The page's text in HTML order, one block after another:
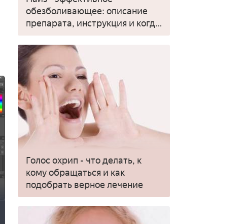
обезболивающее: описание
препарата, инструкция и когда
применять
Голос охрип - что делать, к
кому обращаться и как
подобрать верное лечение